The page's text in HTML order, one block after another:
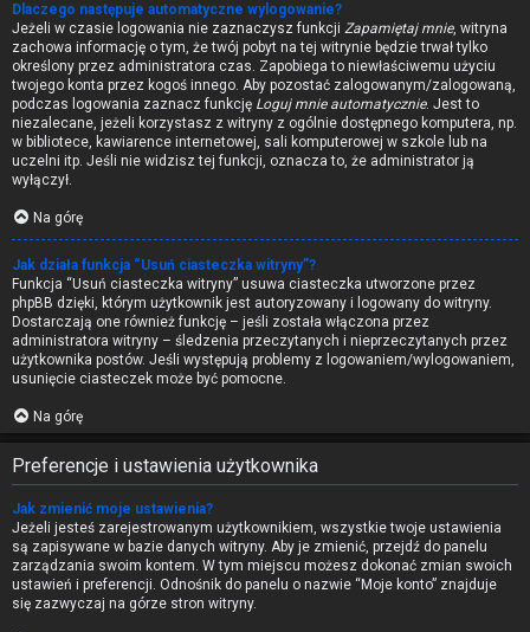
Dlaczego następuje automatyczne wylogowanie?
Jeżeli w czasie logowania nie zaznaczysz funkcji Zapamiętaj mnie, witryna
zachowa informację o tym, że twój pobyt na tej witrynie będzie trwał tylko
określony przez administratora czas. Zapobiega to niewłaściwemu użyciu
twojego konta przez kogoś innego. Aby pozostać zalogowanym/zalogowaną,
podczas logowania zaznacz funkcję Loguj mnie automatycznie. Jest to
niezalecane, jeżeli korzystasz z witryny z ogólnie dostępnego komputera, np.
w bibliotece, kawiarence internetowej, sali komputerowej w szkole lub na
uczelni itp. Jeśli nie widzisz tej funkcji, oznacza to, że administrator ją
wyłączył.
Na górę
Jak działa funkcja “Usuń ciasteczka witryny”?
Funkcja “Usuń ciasteczka witryny” usuwa ciasteczka utworzone przez
phpBB dzięki, którym użytkownik jest autoryzowany i logowany do witryny.
Dostarczają one również funkcję – jeśli została włączona przez
administratora witryny – śledzenia przeczytanych i nieprzeczytanych przez
użytkownika postów. Jeśli występują problemy z logowaniem/wylogowaniem,
usunięcie ciasteczek może być pomocne.
Na górę
Preferencje i ustawienia użytkownika
Jak zmienić moje ustawienia?
Jeżeli jesteś zarejestrowanym użytkownikiem, wszystkie twoje ustawienia
są zapisywane w bazie danych witryny. Aby je zmienić, przejdź do panelu
zarządzania swoim kontem. W tym miejscu możesz dokonać zmian swoich
ustawień i preferencji. Odnośnik do panelu o nazwie “Moje konto” znajduje
się zazwyczaj na górze stron witryny.